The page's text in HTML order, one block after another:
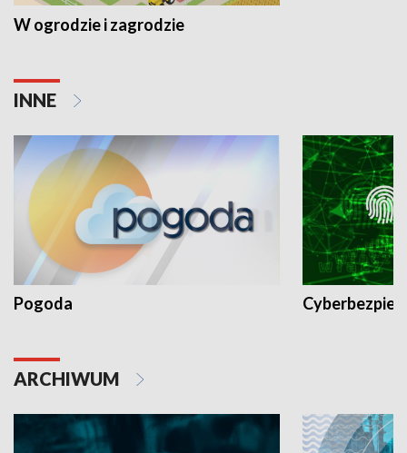
W ogrodzie i zagrodzie
INNE
Pogoda
ARCHIWUM